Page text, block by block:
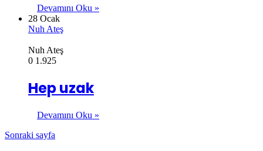
Devamını Oku »
28 Ocak
Nuh Ateş
Nuh Ateş
0 1.925
Hep uzak
Devamını Oku »
Sonraki sayfa